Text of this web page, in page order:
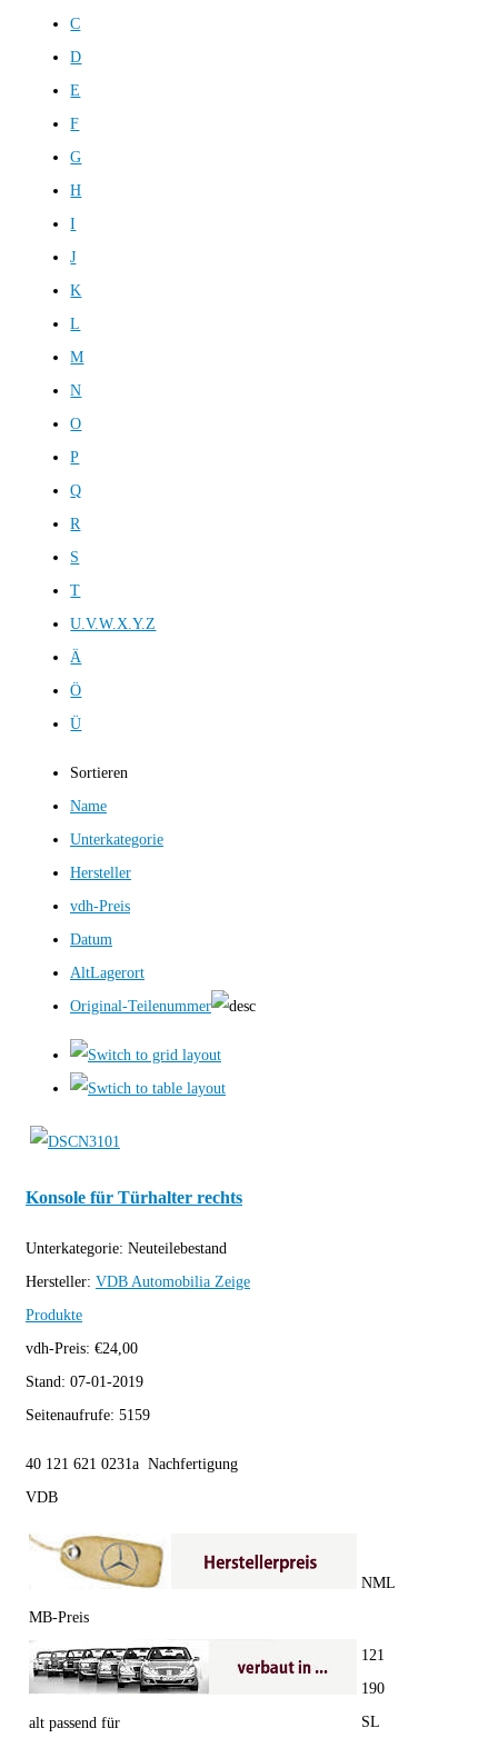
C
D
E
F
G
H
I
J
K
L
M
N
O
P
Q
R
S
T
U.V.W.X.Y.Z
Ä
Ö
Ü
Sortieren
Name
Unterkategorie
Hersteller
vdh-Preis
Datum
AltLagerort
Original-Teilenummer
Konsole für Türhalter rechts
Unterkategorie: Neuteilebestand
Hersteller: VDB Automobilia Zeige
Produkte
vdh-Preis: €24,00
Stand: 07-01-2019
Seitenaufrufe: 5159
40 121 621 0231a Nachfertigung
VDB
MB-Preis
NML
alt passend für
121
190
SL